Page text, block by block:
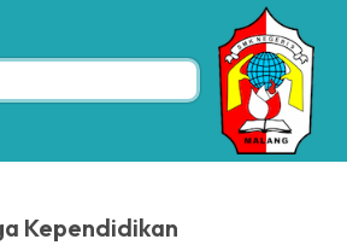
Kependidikan